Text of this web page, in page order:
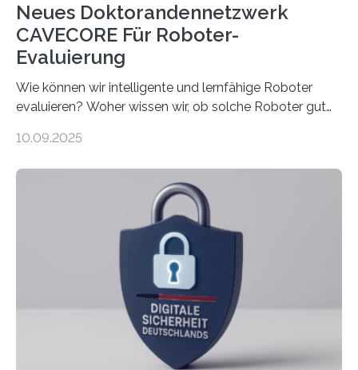
Neues Doktorandennetzwerk
CAVECORE Für Roboter-
Evaluierung
Wie können wir intelligente und lernfähige Roboter
evaluieren? Woher wissen wir, ob solche Roboter gut
sich CAVECORE – ein neues Marie Skłodowska-Curie
koordiniert wird. Ab dem 1. September werden sich
über einen Zeitraum von vier Jahren insgesamt 15
Promovierende im Rahmen von CAVECORE mit
kognitiven Robotern beschäftigen – also mit Robotern,
die mittels Sensoren ihre Umgebung erfassen,
Informationen verarbeiten und häufig auch mit…
10.09.2025